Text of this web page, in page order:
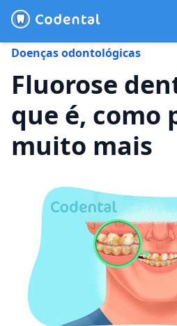
(31) 4042-0882
Blog
Recursos
Entrar
Doenças odontológicas
Fluorose
que é, como
muito mais